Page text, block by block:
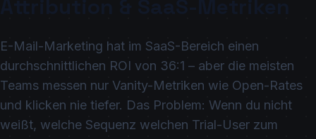
E-Mail-Marketing hat im SaaS-Bereich einen
durchschnittlichen ROI von 36:1 – aber die meisten
Teams messen nur Vanity-Metriken wie Open-Rates
und klicken nie tiefer. Das Problem: Wenn du nicht
weißt, welche Sequenz welchen Trial-User zum